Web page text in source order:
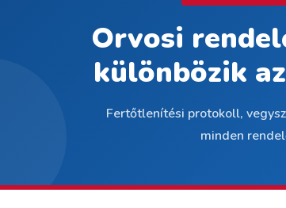
Orvosi
különbözik
Fertőtlenítési protokoll,
minden